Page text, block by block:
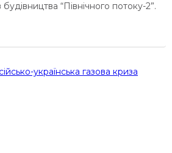
будівництва “Північного потоку-2”.
обхідного газогону з
зобов’язань “Газпромом”,
можливості для регіональної